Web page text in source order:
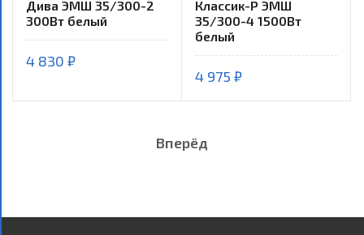
Дива ЭМШ 35/300-2
300Вт белый
4 830 ₽
Классик-Р ЭМШ
35/300-4 1500Вт
белый
4 975 ₽
Вперёд